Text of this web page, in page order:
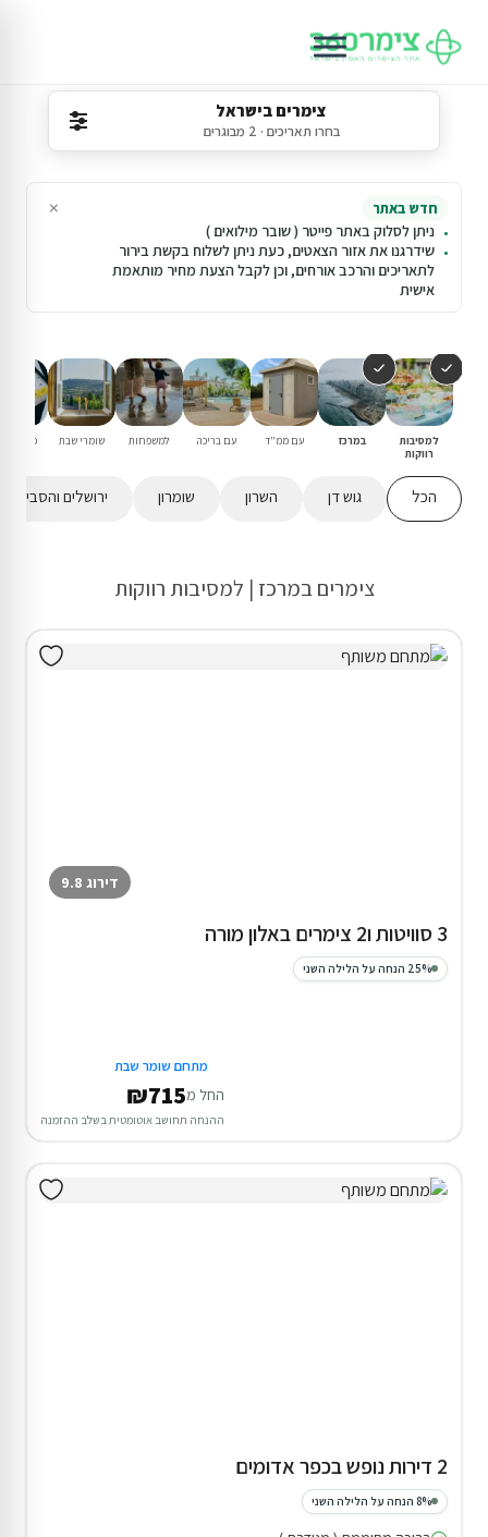
צימרים בישראל
בחרו תאריכים · 2 מבוגרים
חדש באתר
ניתן לסלוק באתר פייטר ( שובר מילואים )
שידרגנו את אזור הצאטים, כעת ניתן לשלוח בקשת בירור
לתאריכים והרכב אורחים, וכן לקבל הצעת מחיר מותאמת
אישית
×
למסיבות
רווקות
במרכז עם ממ"ד עם בריכה למשפחות שומרי שבת
פנוי
הכל גוש דן השרון שומרון ירושלים והסביבה
צימרים במרכז | למסיבות רווקות
דירוג 9.8
3 סוויטות ו2 צימרים באלון מורה
25% הנחה על הלילה השני
מתחם שומר שבת
החל מ₪715
ההנחה תחושב אוטומטית בשלב ההזמנה
2 דירות נופש בכפר אדומים
8% הנחה על הלילה השני